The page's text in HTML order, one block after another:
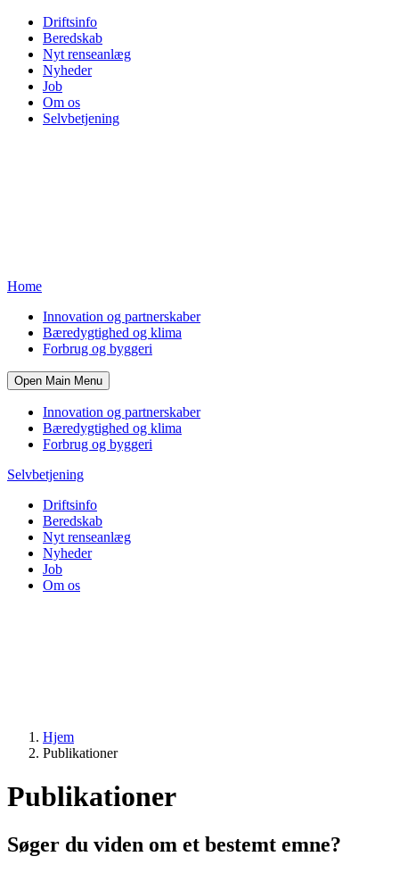
Driftsinfo
Beredskab
Nyt renseanlæg
Nyheder
Job
Om os
Selvbetjening
Home
Innovation og partnerskaber
Bæredygtighed og klima
Forbrug og byggeri
Open Main Menu
Innovation og partnerskaber
Bæredygtighed og klima
Forbrug og byggeri
Selvbetjening
Driftsinfo
Beredskab
Nyt renseanlæg
Nyheder
Job
Om os
Hjem
Publikationer
Publikationer
Søger du viden om et bestemt emne?